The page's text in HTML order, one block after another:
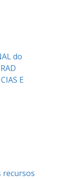
do
E
recursos